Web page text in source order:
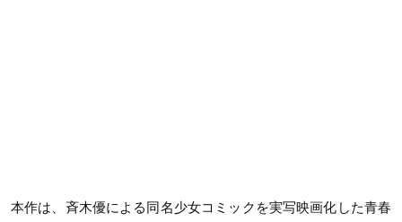
本作は、斉木優による同名少女コミックを実写映画化した青春